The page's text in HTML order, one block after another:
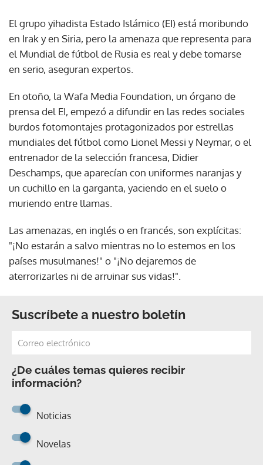
El grupo yihadista Estado Islámico (EI) está moribundo
en Irak y en Siria, pero la amenaza que representa para
el Mundial de fútbol de Rusia es real y debe tomarse
en serio, aseguran expertos.
En otoño, la Wafa Media Foundation, un órgano de
prensa del EI, empezó a difundir en las redes sociales
burdos fotomontajes protagonizados por estrellas
mundiales del fútbol como Lionel Messi y Neymar, o el
entrenador de la selección francesa, Didier
Deschamps, que aparecían con uniformes naranjas y
un cuchillo en la garganta, yaciendo en el suelo o
muriendo entre llamas.
Las amenazas, en inglés o en francés, son explícitas:
"¡No estarán a salvo mientras no lo estemos en los
países musulmanes!" o "¡No dejaremos de
aterrorizarles ni de arruinar sus vidas!".
Suscríbete a nuestro boletín
¿De cuáles temas quieres recibir
información?
Noticias
Novelas